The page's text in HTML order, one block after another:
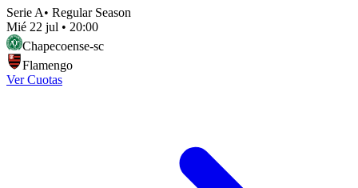
Serie A• Regular Season
Mié 22 jul • 20:00
Chapecoense-sc
Flamengo
Ver Cuotas